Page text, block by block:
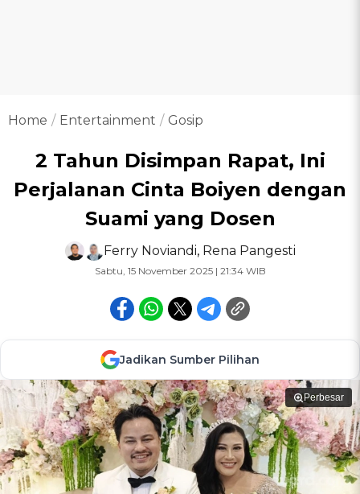
Home Entertainment Gosip
2 Tahun Disimpan Rapat, Ini
Perjalanan Cinta Boiyen dengan
Suami yang Dosen
Ferry Noviandi, Rena Pangesti
Sabtu, 15 November 2025 | 21:34 WIB
Jadikan Sumber Pilihan
Perbesar